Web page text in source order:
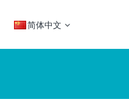
简体中文